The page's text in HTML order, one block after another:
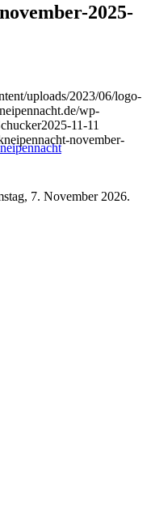
2025-
uploads/2023/06/logo-
wp-
2025-11-11
november-
7. November 2026.